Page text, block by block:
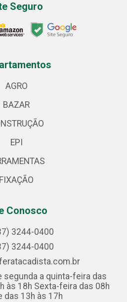
Seguro
AGRO
BAZAR
EPI
FIXAÇÃO
Conosco
3244-0400
3244-0400
segunda a quinta-feira das
às 18h Sexta-feira das 08h
das 13h às 17h